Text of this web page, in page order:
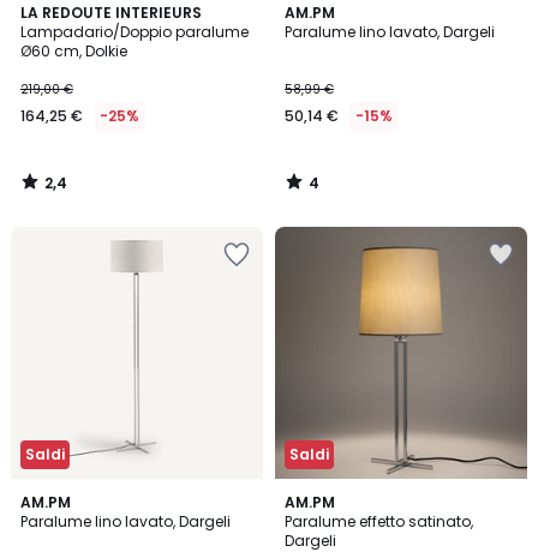
LA REDOUTE INTERIEURS
Lampadario/Doppio paralume
Ø60 cm, Dolkie
219,00 €
164,25 € -25%
2,4
/ 5
2,4
/
AM.PM
Paralume lino lavato, Dargeli
58,99 €
50,14 € -15%
4
/
4
/
Saldi
AM.PM
Paralume lino lavato, Dargeli
5
/
Saldi
AM.PM
Paralume effetto satinato,
Dargeli
3,8
/ 5